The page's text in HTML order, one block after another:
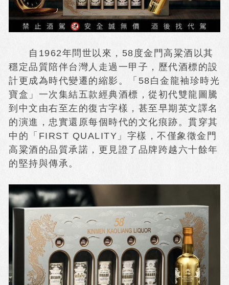
自1962年問世以來，58度金門高粱酒以其
穩定品質陪伴台灣人走過一甲子，歷代酒標的設
計更成為時代變遷的縮影。「58白金龍袖珍時光
寶盒」一次集結五款經典酒標，從初代雙龍圖騰
到中文由右至左的復古字樣，甚至早期英文譯名
的演進，忠實還原每個時代的文化痕跡。貫穿其
中的「FIRST QUALITY」字樣，不僅象徵金門
高粱酒的品質承諾，更見證了品牌跨越六十餘年
的堅持與傳承。